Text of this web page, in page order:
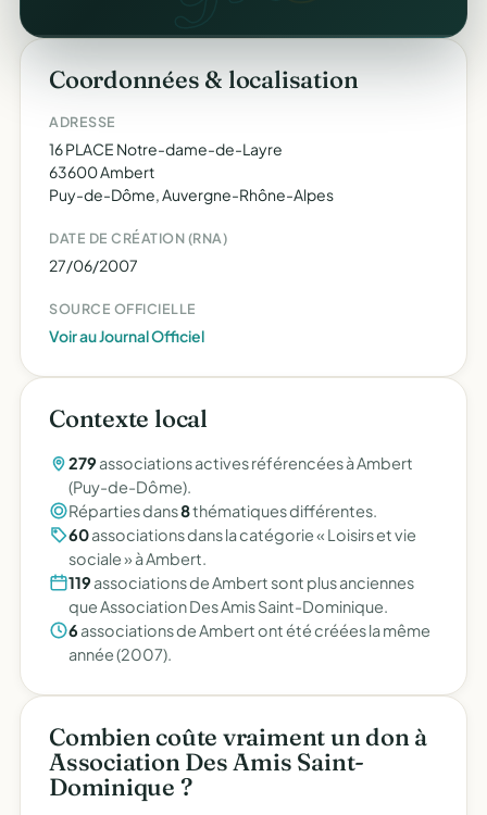
Coordonnées & localisation
ADRESSE
16 PLACE Notre-dame-de-Layre
63600 Ambert
Puy-de-Dôme, Auvergne-Rhône-Alpes
DATE DE CRÉATION (RNA)
27/06/2007
SOURCE OFFICIELLE
Voir au Journal Officiel
Contexte local
279 associations actives référencées à Ambert
(Puy-de-Dôme).
Réparties dans8thématiques différentes.
60associations dans la catégorie « Loisirs et vie
sociale » à Ambert.
119 associations de Ambert sont plus anciennes
que Association Des Amis Saint-Dominique.
6 associations de Ambert ont été créées la même
année (2007).
Combien coûte vraiment un don à
Association Des Amis Saint-
Dominique ?